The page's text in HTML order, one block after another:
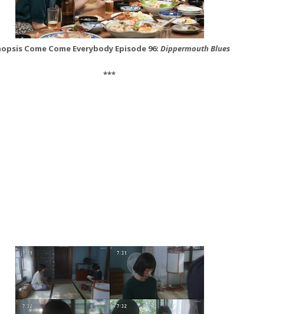
Come Come Everybody Episode 96: Dippermouth Blues
***